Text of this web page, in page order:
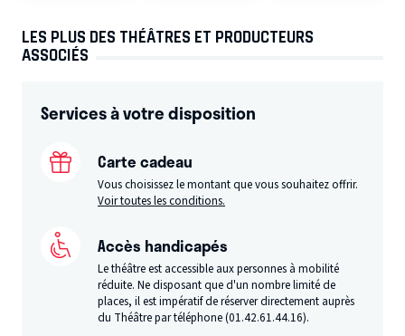
LES PLUS DES THÉÂTRES ET PRODUCTEURS
ASSOCIÉS
Services à votre disposition
Carte cadeau
Vous choisissez le montant que vous souhaitez offrir.
Voir toutes les conditions.
Accès handicapés
Le théâtre est accessible aux personnes à mobilité
réduite. Ne disposant que d'un nombre limité de
places, il est impératif de réserver directement auprès
du Théâtre par téléphone (01.42.61.44.16).